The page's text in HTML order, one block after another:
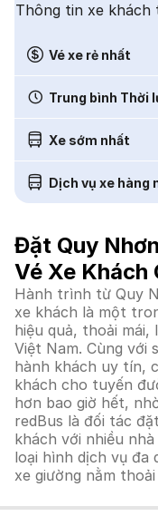
Thông tin xe khách
Vé xe rẻ nhất
Trung bình Thời
Xe sớm nhất
Dịch vụ xe hàng
Đặt Quy
Vé Xe Khách
Hành trình từ Quy
xe khách là một
hiệu quả, thoải mái,
Việt Nam. Cùng với
hành khách uy tín,
khách cho tuyến
hơn bao giờ hết,
redBus là đối tác
khách với nhiều
loại hình dịch vụ đa
xe giường nằm